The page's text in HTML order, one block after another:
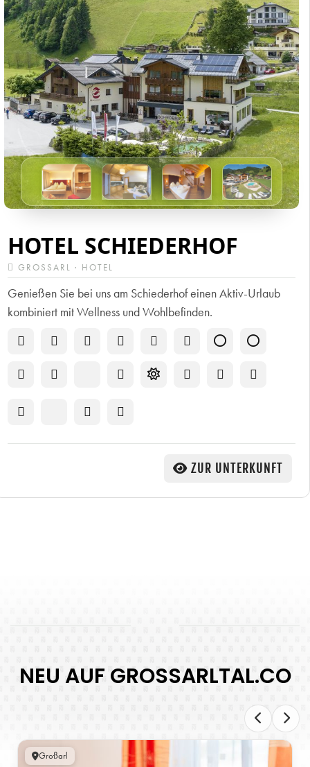
HOTEL SCHIEDERHOF
GROSSARL · HOTEL
Genießen Sie bei uns am Schiederhof einen Aktiv-Urlaub
kombiniert mit Wellness und Wohlbefinden.
ZUR UNTERKUNFT
NEU AUF GROSSARLTAL.CO
Großarl